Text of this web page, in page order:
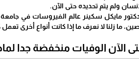
ولم يتم تحديده حتى الآن.
ما زلنا لا نعرف ما إذا كانت أنواع أخرى
الآن الوفيات منخفضة جدا